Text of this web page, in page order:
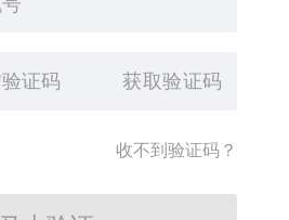
获取验证码
收不到验证码？